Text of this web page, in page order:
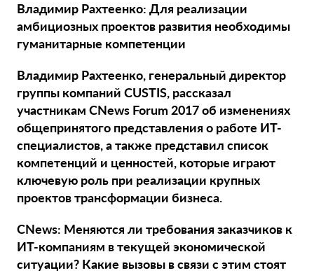
Владимир Рахтеенко: Для реализации
амбициозных проектов развития необходимы
гуманитарные компетенции
Владимир Рахтеенко, генеральный директор
группы компаний CUSTIS, рассказал
участникам CNews Forum 2017 об изменениях
общепринятого представления о работе ИТ-
специалистов, а также представил список
компетенций и ценностей, которые играют
ключевую роль при реализации крупных
проектов трансформации бизнеса.
CNews: Меняются ли требования заказчиков к
ИТ-компаниям в текущей экономической
ситуации? Какие вызовы в связи с этим стоят